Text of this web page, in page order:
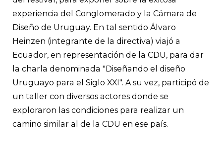
experiencia del Conglomerado y la Cámara de
Diseño de Uruguay. En tal sentido Álvaro
Heinzen (integrante de la directiva) viajó a
Ecuador, en representación de la CDU, para dar
la charla denominada "Diseñando el diseño
Uruguayo para el Siglo XXI". A su vez, participó de
un taller con diversos actores donde se
exploraron las condiciones para realizar un
camino similar al de la CDU en ese país.